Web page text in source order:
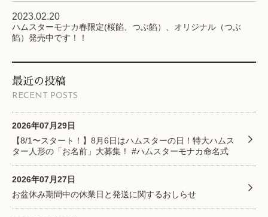
最近の投稿
RECENT POSTS
2026年07月29日
【8/1〜スタート！】8月6日はハムスターの日！特大ハムス
ター人形の「お名前」大募集！ #ハムスターモナカ命名式
2026年07月27日
お盆休み期間中の休業日と発送に関するおしらせ
2023.02.20
ハムスターモナカ春限定(桜餡、つぶ餡）、オリジナル（つぶ
餡）発売中です！！